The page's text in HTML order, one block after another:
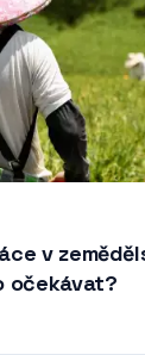
v
očekávat?